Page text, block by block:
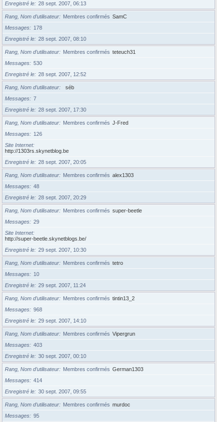
Enregistré le
28 sept. 2007, 06:13
Rang, Nom d’utilisateur Membres confirmés SamC
Messages
178
Enregistré le
28 sept. 2007, 08:10
Rang, Nom d’utilisateur Membres confirmés teteuch31
Messages
530
Enregistré le
28 sept. 2007, 12:52
Rang, Nom d’utilisateur
séb
Messages
7
Enregistré le
28 sept. 2007, 17:30
Rang, Nom d’utilisateur Membres confirmés J-Fred
Messages
126
Site Internet
http://1303rs.skynetblog.be
Enregistré le
28 sept. 2007, 20:05
Rang, Nom d’utilisateur Membres confirmés alex1303
Messages
48
Enregistré le
28 sept. 2007, 20:29
Rang, Nom d’utilisateur Membres confirmés super-beetle
Messages
29
Site Internet
http://super-beetle.skynetblogs.be/
Enregistré le
29 sept. 2007, 10:30
Rang, Nom d’utilisateur Membres confirmés tetro
Messages
10
Enregistré le
29 sept. 2007, 11:24
Rang, Nom d’utilisateur Membres confirmés tintin13_2
Messages
968
Enregistré le
29 sept. 2007, 14:10
Rang, Nom d’utilisateur Membres confirmés Vipergrun
Messages
403
Enregistré le
30 sept. 2007, 00:10
Rang, Nom d’utilisateur Membres confirmés German1303
Messages
414
Enregistré le
30 sept. 2007, 09:55
Rang, Nom d’utilisateur Membres confirmés murdoc
Messages
95